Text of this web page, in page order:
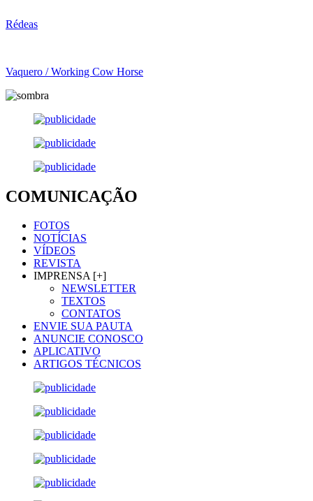
Rédeas
Vaquero / Working Cow Horse
COMUNICAÇÃO
FOTOS
NOTÍCIAS
VÍDEOS
REVISTA
IMPRENSA [+]
NEWSLETTER
TEXTOS
CONTATOS
ENVIE SUA PAUTA
ANUNCIE CONOSCO
APLICATIVO
ARTIGOS TÉCNICOS